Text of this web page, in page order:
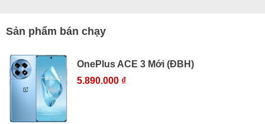
Sản phẩm bán chạy
OnePlus ACE 3 Mới (ĐBH)
5.890.000 ₫